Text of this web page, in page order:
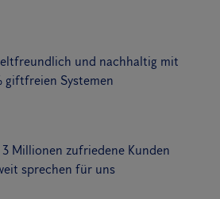
und nachhaltig mit
giftfreien Systemen
3 Millionen zufriedene Kunden
sprechen für uns